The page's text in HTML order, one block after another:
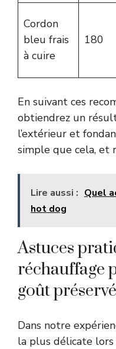
Cordon
bleu frais
à cuire
180
En suivant ces
obtiendrez un
l’extérieur et
simple que cela, et
Lire aussi : Quel
hot dog
Astuces
réchauffage
goût
Dans notre
la plus délicate